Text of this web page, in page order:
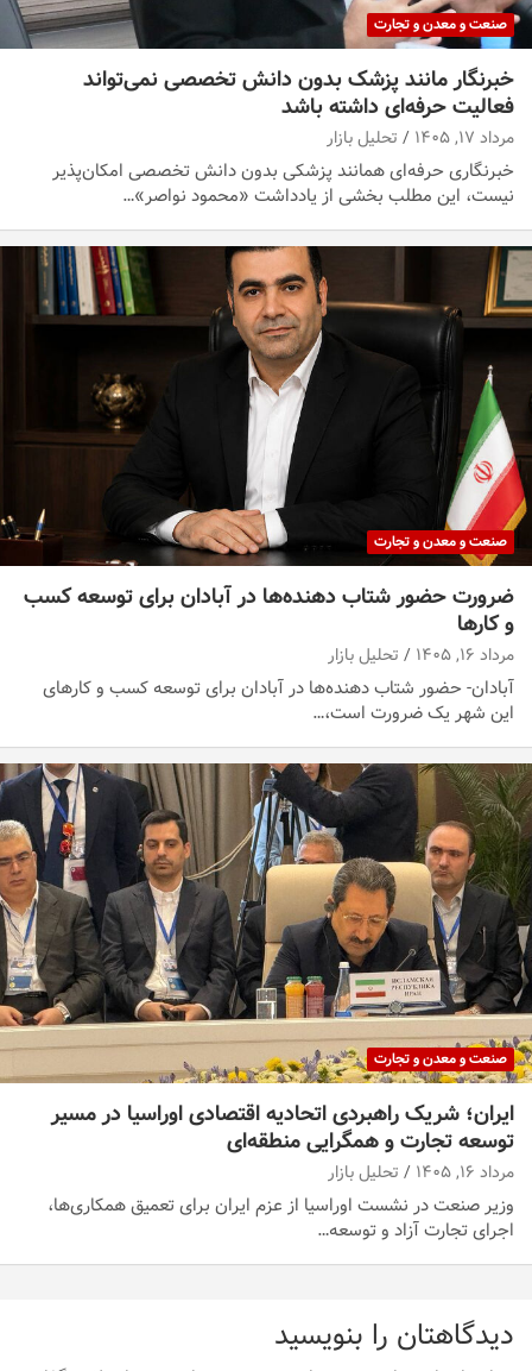
صنعت و معدن و تجارت
خبرنگار مانند پزشک بدون دانش تخصصی نمی‌تواند
فعالیت حرفه‌ای داشته باشد
مرداد ۱۷, ۱۴۰۵ تحلیل بازار
خبرنگاری حرفه‌ای همانند پزشکی بدون دانش تخصصی امکان‌پذیر
نیست، این مطلب بخشی از یادداشت «محمود نواصر»…
صنعت و معدن و تجارت
ضرورت حضور شتاب ‌دهنده‌ها در آبادان برای توسعه کسب‌
و کارها
مرداد ۱۶, ۱۴۰۵ تحلیل بازار
آبادان- حضور شتاب‌ دهنده‌ها در آبادان برای توسعه کسب‌ و کارهای
این شهر یک ضرورت است،…
صنعت و معدن و تجارت
ایران؛ شریک راهبردی اتحادیه اقتصادی اوراسیا در مسیر
توسعه تجارت و همگرایی منطقه‌ای
مرداد ۱۶, ۱۴۰۵ تحلیل بازار
وزیر صنعت در نشست اوراسیا از عزم ایران برای تعمیق همکاری‌ها،
اجرای تجارت آزاد و توسعه…
دیدگاهتان را بنویسید